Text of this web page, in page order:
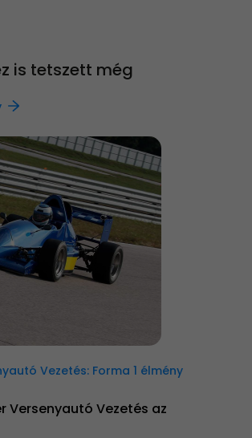
is tetszett még
Vezetés: Forma 1 élmény
Versenyautó Vezetés az